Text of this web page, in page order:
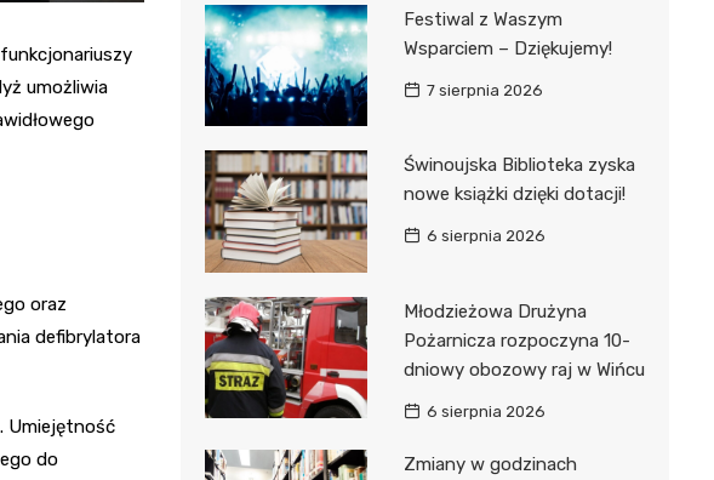
umożliwia
oraz
defibrylatora
. Umiejętność
do
Festiwal z Waszym
Wsparciem – Dziękujemy!
7 sierpnia 2026
Świnoujska Biblioteka zyska
nowe książki dzięki dotacji!
6 sierpnia 2026
Młodzieżowa Drużyna
Pożarnicza rozpoczyna 10-
dniowy obozowy raj w Wińcu
6 sierpnia 2026
Zmiany w godzinach